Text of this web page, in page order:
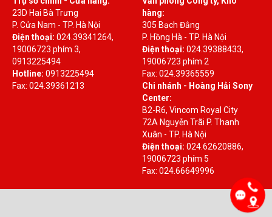
23D Hai Bà Trưng
P. Cửa Nam - TP. Hà Nội
Điện thoại: 024.39341264,
19006723 phím 3,
0913225494
Hotline: 0913225494
Fax: 024.39361213
hàng:
305 Bạch Đằng
P. Hồng Hà - TP. Hà Nội
Điện thoại: 024.39388433,
19006723 phím 2
Fax: 024.39365559
Chi nhánh - Hoàng Hải Sony
Center:
B2-R6, Vincom Royal City
72A Nguyễn Trãi P. Thanh
Xuân - TP. Hà Nội
Điện thoại: 024.62620886,
19006723 phím 5
Fax: 024.66649996